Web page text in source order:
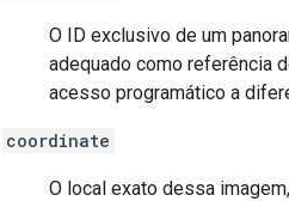
O ID exclusivo de um
adequado como referência
acesso programático a
coordinate
O local exato dessa